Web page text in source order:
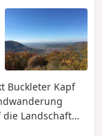
Buckleter Kapf
Landschaft